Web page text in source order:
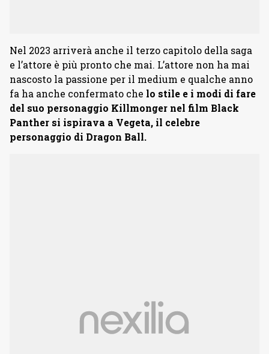
Nel 2023 arriverà anche il terzo capitolo della saga
e l’attore è più pronto che mai. L’attore non ha mai
nascosto la passione per il medium e qualche anno
fa ha anche confermato che lo stile e i modi di fare
del suo personaggio Killmonger nel film Black
Panther si ispirava a Vegeta, il celebre
personaggio di Dragon Ball.